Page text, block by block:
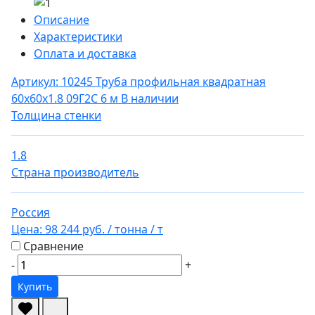
Описание
Характеристики
Оплата и доставка
Артикул: 10245Труба профильная квадратная
60х60х1.8 09Г2С 6 м В наличии
Толщина стенки
1.8
Страна производитель
Россия
Цена: 98 244 руб. / тонна / т
Сравнение
-
+
Купить